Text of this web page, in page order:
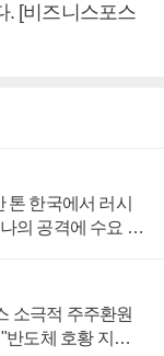
. [비즈니스포스
톤 한국에서 러시
의 공격에 수요 늘
소극적 주주환원
반도체 호황 지속